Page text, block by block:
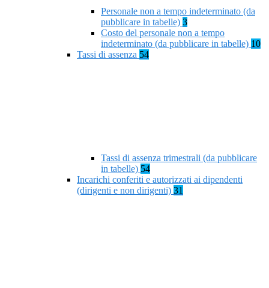
Personale non a tempo indeterminato (da
pubblicare in tabelle) 3
Costo del personale non a tempo
indeterminato (da pubblicare in tabelle) 10
Tassi di assenza 54
Tassi di assenza trimestrali (da pubblicare
in tabelle) 54
Incarichi conferiti e autorizzati ai dipendenti
(dirigenti e non dirigenti) 31